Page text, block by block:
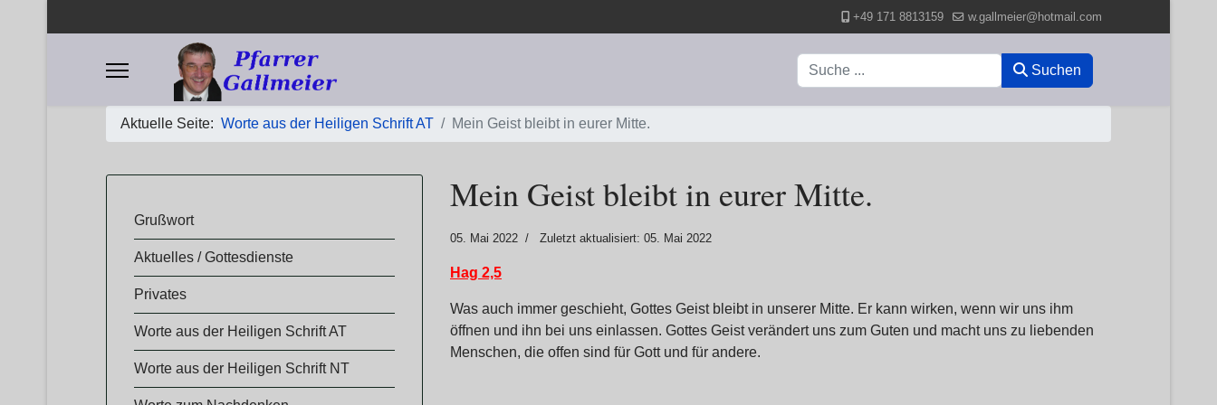
+49 171 8813159 w.gallmeier@hotmail.com
Suchen Suchen
Aktuelle Seite: Worte aus der Heiligen Schrift AT Mein Geist bleibt in eurer Mitte.
​​Grußwort
Aktuelles / Gottesdienste
Privates
Worte aus der Heiligen Schrift AT
Worte aus der Heiligen Schrift NT
Mein Geist bleibt in eurer Mitte.
05. Mai 2022 Zuletzt aktualisiert: 05. Mai 2022
Hag 2,5
Was auch immer geschieht, Gottes Geist bleibt in unserer Mitte. Er kann wirken, wenn wir uns ihm
öffnen und ihn bei uns einlassen. Gottes Geist verändert uns zum Guten und macht uns zu liebenden
Menschen, die offen sind für Gott und für andere.